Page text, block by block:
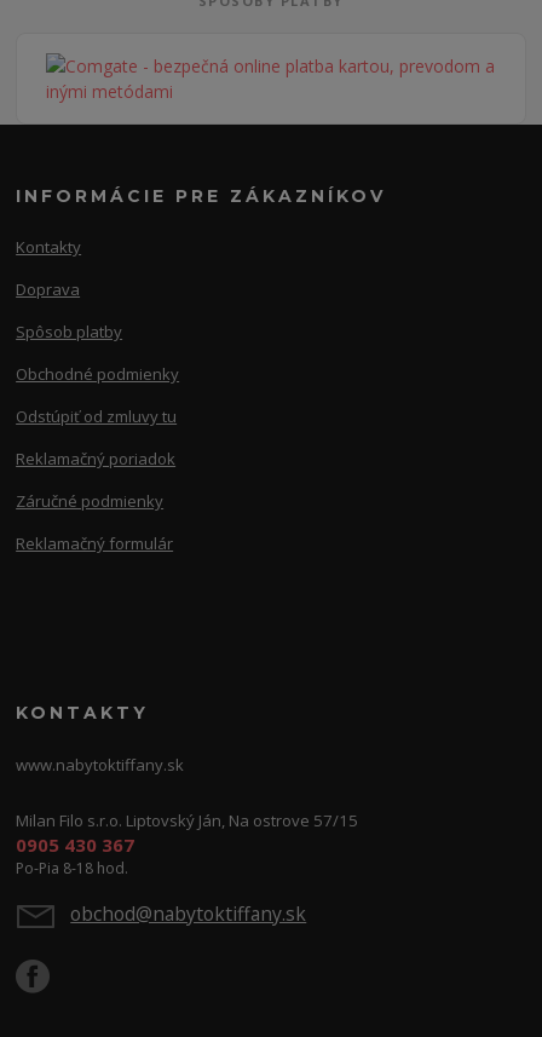
INFORMÁCIE PRE ZÁKAZNÍKOV
Kontakty
Doprava
Spôsob platby
Obchodné podmienky
Odstúpiť od zmluvy tu
Reklamačný poriadok
Záručné podmienky
Reklamačný formulár
KONTAKTY
www.nabytoktiffany.sk
Milan Filo s.r.o. Liptovský Ján, Na ostrove 57/15
0905 430 367
Po-Pia 8-18 hod.
obchod@nabytoktiffany.sk